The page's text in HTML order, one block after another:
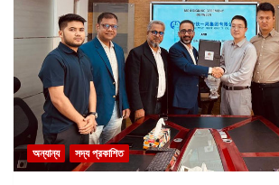
অন্যান্য সদ্য প্রকাশিত